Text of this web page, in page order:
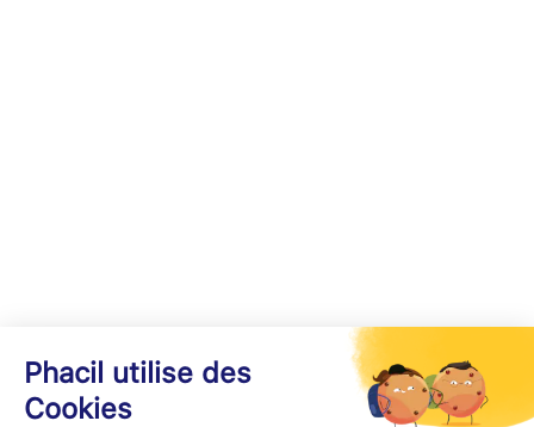
Phacil utilise des
Cookies